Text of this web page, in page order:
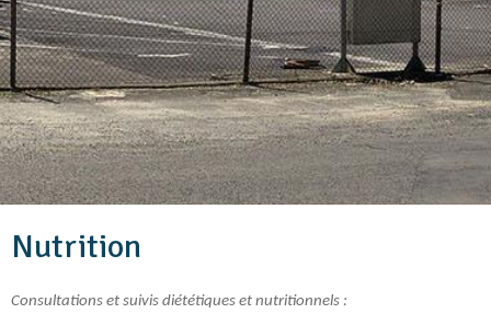
Nutrition
Consultations et suivis diététiques et nutritionnels :